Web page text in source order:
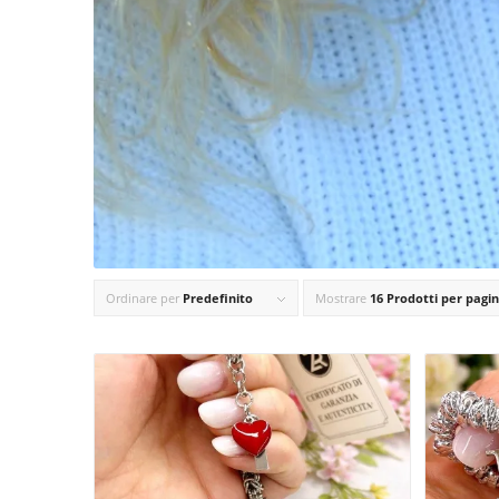
Ordinare per Predefinito Mostrare 16 Prodotti per